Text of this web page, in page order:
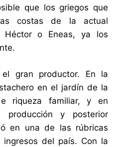
que los griegos que
costas de la actual
Héctor o Eneas, ya los
gran productor. En la
en el jardín de la
riqueza familiar, y en
producción y posterior
en una de las rúbricas
del país. Con la